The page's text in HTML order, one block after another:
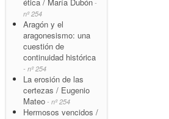
-
nº 254
Aragón y el
aragonesismo: una
cuestión de
continuidad histórica
- nº 254
La erosión de las
certezas / Eugenio
Mateo - nº 254
Hermosos vencidos /